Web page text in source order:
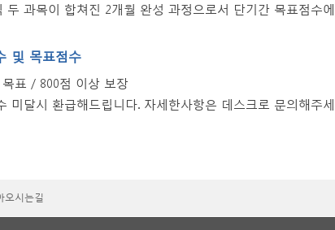
두 과목이 합쳐진 2개월 완성 과정으로서 단기간 목표점수
및 목표점수
목표 / 800점 이상 보장
미달시 환급해드립니다. 자세한사항은 데스크로 문의해주
오시는길